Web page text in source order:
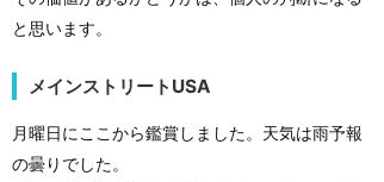
と思います。
メインストリートUSA
月曜日にここから鑑賞しました。天気は雨予報
の曇りでした。